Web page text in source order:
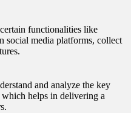
functionalities like
social media platforms, collect
and analyze the key
helps in delivering a